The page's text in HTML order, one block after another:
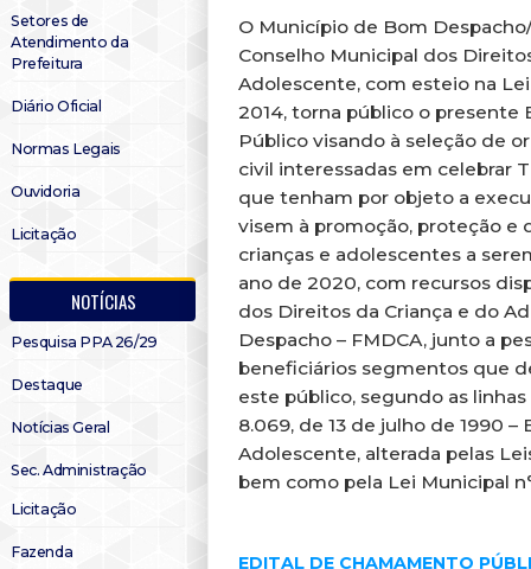
Setores de
Atendimento da
Prefeitura
Diário Oficial
Normas Legais
Ouvidoria
Licitação
NOTÍCIAS
Pesquisa PPA 26/29
Destaque
Notícias Geral
Sec. Administração
Licitação
Fazenda
O Município de Bom
Conselho Municipal dos
Adolescente, com esteio na Lei
2014, torna público o presente
Público visando à seleção de
civil interessadas em celebrar
que tenham por objeto a
visem à promoção, proteção e
crianças e adolescentes a
ano de 2020, com recursos
dos Direitos da Criança e do
Despacho – FMDCA, junto a
beneficiários segmentos que
este público, segundo as
8.069, de 13 de julho de 1990
Adolescente, alterada pelas
bem como pela Lei Municipal
EDITAL DE CHAMAMENTO